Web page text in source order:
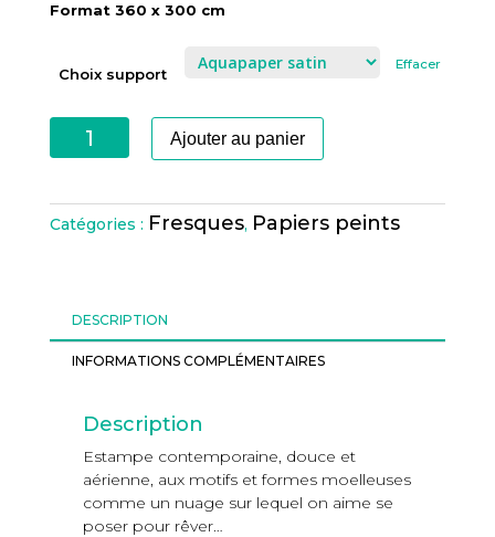
Format 360 x 300 cm
Choix support
Effacer
quantité
de
UP
DREAM
Ajouter au panier
Catégories : Fresques, Papiers peints
DESCRIPTION
INFORMATIONS COMPLÉMENTAIRES
Description
Estampe contemporaine, douce et
aérienne, aux motifs et formes moelleuses
comme un nuage sur lequel on aime se
poser pour rêver…